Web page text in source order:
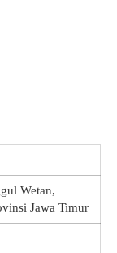
Wetan,
Jawa Timur